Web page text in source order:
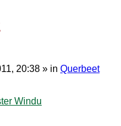
20:38 » in Querbeet
Windu